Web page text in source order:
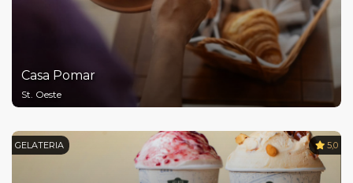
Casa Pomar
St. Oeste
GELATERIA 5,0